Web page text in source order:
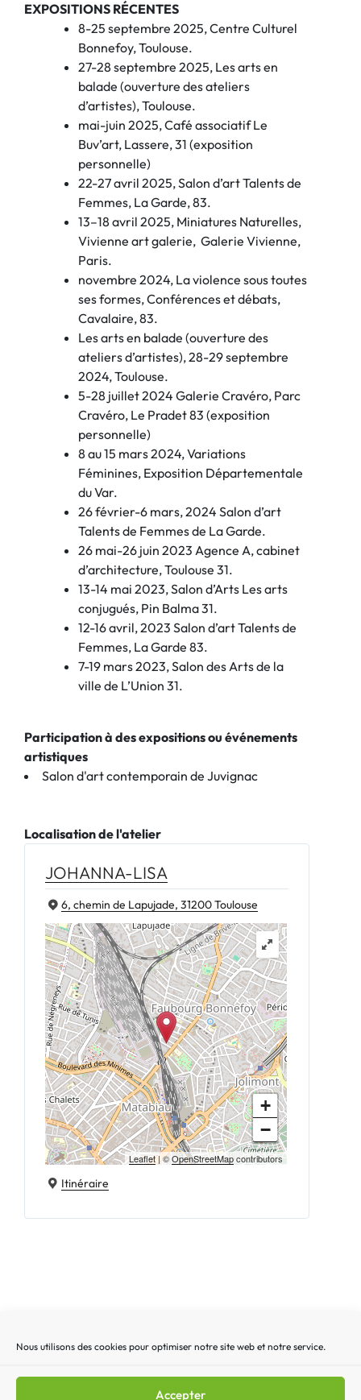
Nous utilisons des cookies pour optimiser notre site web et notre service.
Accepter
EXPOSITIONS RÉCENTES
8-25 septembre 2025, Centre Culturel
Bonnefoy, Toulouse.
27-28 septembre 2025, Les arts en
balade (ouverture des ateliers
d’artistes), Toulouse.
mai-juin 2025, Café associatif Le
Buv’art, Lassere, 31 (exposition
personnelle)
22-27 avril 2025, Salon d’art Talents de
Femmes, La Garde, 83.
13–18 avril 2025, Miniatures Naturelles,
Vivienne art galerie, Galerie Vivienne,
Paris.
novembre 2024, La violence sous toutes
ses formes, Conférences et débats,
Cavalaire, 83.
Les arts en balade (ouverture des
ateliers d’artistes), 28-29 septembre
2024, Toulouse.
5-28 juillet 2024 Galerie Cravéro, Parc
Cravéro, Le Pradet 83 (exposition
personnelle)
8 au 15 mars 2024, Variations
Féminines, Exposition Départementale
du Var.
26 février-6 mars, 2024 Salon d’art
Talents de Femmes de La Garde.
26 mai-26 juin 2023 Agence A, cabinet
d’architecture, Toulouse 31.
13-14 mai 2023, Salon d’Arts Les arts
conjugués, Pin Balma 31.
12-16 avril, 2023 Salon d’art Talents de
Femmes, La Garde 83.
7-19 mars 2023, Salon des Arts de la
ville de L’Union 31.
Participation à des expositions ou événements
artistiques
Salon d'art contemporain de Juvignac
Localisation de l'atelier
JOHANNA-LISA
6, chemin de Lapujade, 31200 Toulouse
+
−
Leaflet| ©OpenStreetMapcontributors
Itinéraire
Recherche